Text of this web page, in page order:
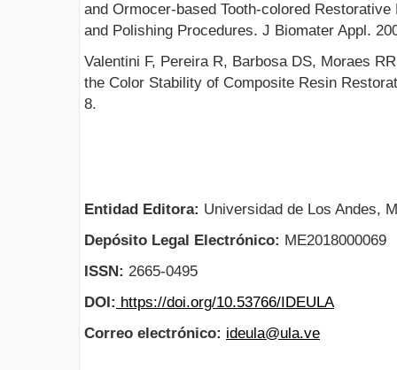
and Ormocer-based Tooth-colored
and Polishing Procedures. J Biomater Appl.
Valentini F, Pereira R, Barbosa DS, Moraes
the Color Stability of Composite Resin
8.
Entidad Editora: Universidad de Los Andes,
Depósito Legal Electrónico: ME2018000069
ISSN: 2665-0495
DOI: https://doi.org/10.53766/IDEULA
Correo electrónico: ideula@ula.ve